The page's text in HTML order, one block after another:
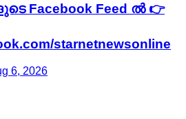
Facebook Feed ൽ 👉
starnetnewsonline
6, 2026